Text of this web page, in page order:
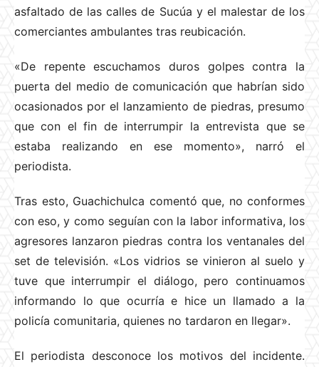
asfaltado de las calles de Sucúa y el malestar de los
comerciantes ambulantes tras reubicación.
«De repente escuchamos duros golpes contra la
puerta del medio de comunicación que habrían sido
ocasionados por el lanzamiento de piedras, presumo
que con el fin de interrumpir la entrevista que se
estaba realizando en ese momento», narró el
periodista.
Tras esto, Guachichulca comentó que, no conformes
con eso, y como seguían con la labor informativa, los
agresores lanzaron piedras contra los ventanales del
set de televisión. «Los vidrios se vinieron al suelo y
tuve que interrumpir el diálogo, pero continuamos
informando lo que ocurría e hice un llamado a la
policía comunitaria, quienes no tardaron en llegar».
El periodista desconoce los motivos del incidente.